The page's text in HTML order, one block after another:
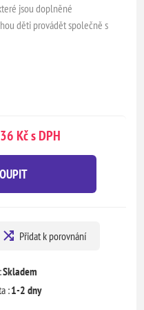
jsou doplněné
děti provádět společně s
Kč s DPH
Přidat k porovnání
Skladem
:1-2 dny